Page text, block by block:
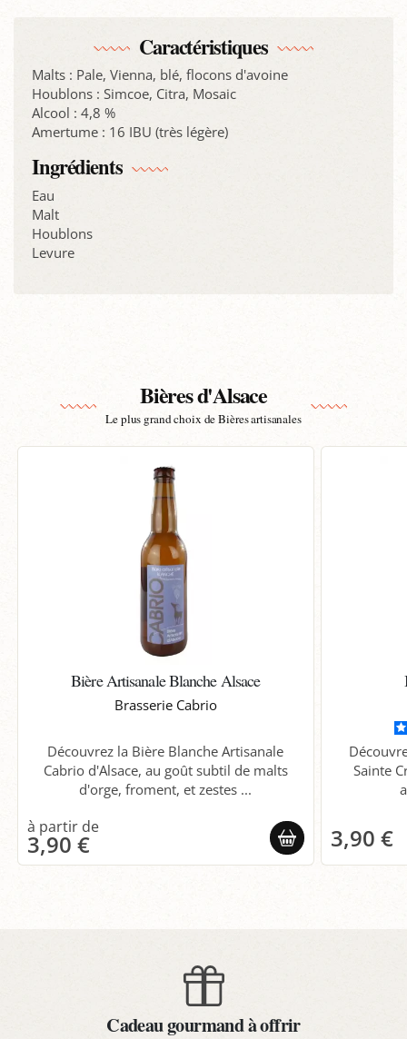
Caractéristiques
Malts : Pale, Vienna, blé, flocons d'avoine
Houblons : Simcoe, Citra, Mosaic
Alcool : 4,8 %
Amertume : 16 IBU (très légère)
Ingrédients
Eau
Malt
Houblons
Levure
Bières d'Alsace
Le plus grand choix de Bières artisanales
Bière Artisanale Blanche Alsace
Brasserie Cabrio
Découvrez la Bière Blanche Artisanale
Cabrio d'Alsace, au goût subtil de malts
d'orge, froment, et zestes ...
3,90 €
Sainte
3,90 €
Cadeau gourmand à offrir